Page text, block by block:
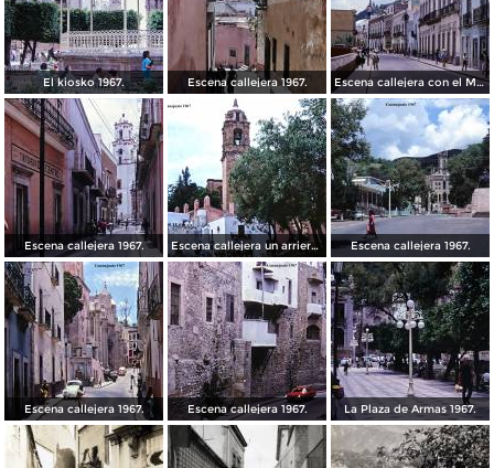
El kiosko 1967. Escena callejera 1967. Escena callejera con el Mto al Pipila al fondo 1967.
Escena callejera 1967. Escena callejera un arriero 1967. Escena callejera 1967.
Escena callejera 1967. Escena callejera 1967. La Plaza de Armas 1967.